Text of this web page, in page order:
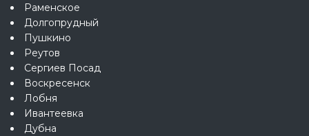
Раменское
Долгопрудный
Пушкино
Реутов
Сергиев Посад
Воскресенск
Лобня
Ивантеевка
Дубна